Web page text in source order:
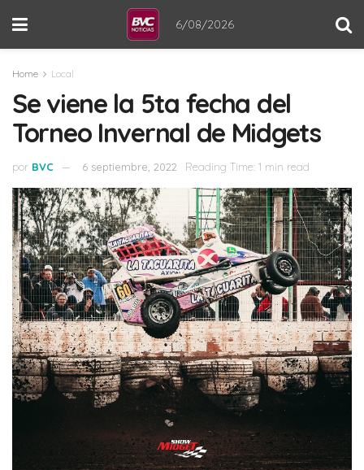
6/08/2026
Home Local
Se viene la 5ta fecha del
Torneo Invernal de Midgets
por BVC 6 septiembre, 2022 Reading Time: 1 min read